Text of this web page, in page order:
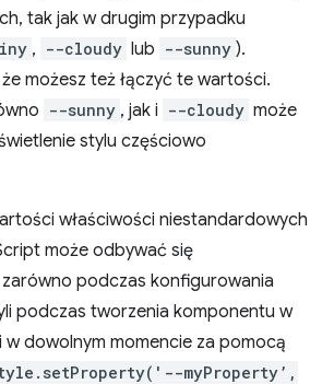
tak jak w drugim przypadku
, --cloudy lub --sunny ).
możesz też łączyć te wartości.
--sunny , jak i --cloudy może
stylu częściowo
właściwości niestandardowych
może odbywać się
podczas konfigurowania
podczas tworzenia komponentu w
w dowolnym momencie za pomocą
myProperty’,